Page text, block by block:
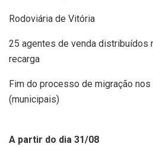
Rodoviária de Vitória
25 agentes de venda distribuídos
recarga
Fim do processo de migração
(municipais)
A partir do dia 31/08